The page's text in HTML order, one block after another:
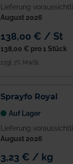
Lieferung
August 2026
138,00 € / St
138,00 € pro 1 Stück
zzgl. 7% MwSt.
Sprayfo Royal
Auf Lager
Lieferung
August 2026
3,23 € / kg